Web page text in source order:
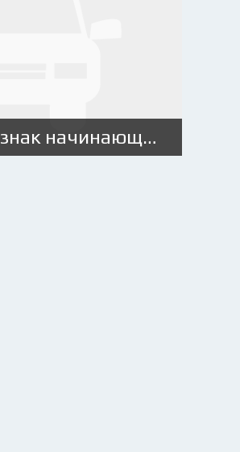
Куда клеить знак начинающий водитель по правилам?